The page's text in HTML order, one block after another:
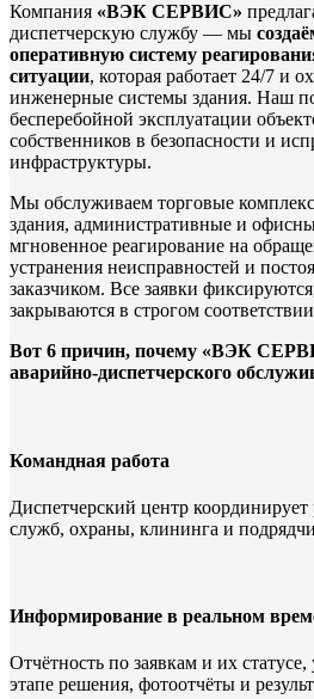
Компания «ВЭК СЕРВИС»
диспетчерскую службу — мы
оперативную систему
ситуации, которая работает 24/7 и
инженерные системы здания. Наш
бесперебойной эксплуатации
собственников в безопасности и
инфраструктуры.
Мы обслуживаем торговые
здания, административные и
мгновенное реагирование на
устранения неисправностей и
заказчиком. Все заявки
закрываются в строгом
Вот 6 причин, почему «ВЭК
аварийно-диспетчерского
Командная работа
Диспетчерский центр
служб, охраны, клининга и
Информирование в реальном
Отчётность по заявкам и их
этапе решения, фотоотчёты и